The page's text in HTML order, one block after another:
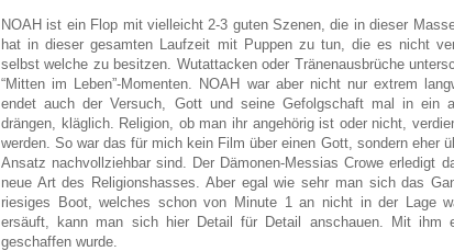
NOAH ist ein Flop mit vielleicht 2-3 guten Szenen, die in dieser
hat in dieser gesamten Laufzeit mit Puppen zu tun, die es nicht
selbst welche zu besitzen. Wutattacken oder Tränenausbrüche
“Mitten im Leben”-Momenten. NOAH war aber nicht nur extrem
endet auch der Versuch, Gott und seine Gefolgschaft mal in ein
drängen, kläglich. Religion, ob man ihr angehörig ist oder nicht,
werden. So war das für mich kein Film über einen Gott, sondern eher
Ansatz nachvollziehbar sind. Der Dämonen-Messias Crowe erledigt
neue Art des Religionshasses. Aber egal wie sehr man sich das
riesiges Boot, welches schon von Minute 1 an nicht in der Lage
ersäuft, kann man sich hier Detail für Detail anschauen. Mit ihm
geschaffen wurde.